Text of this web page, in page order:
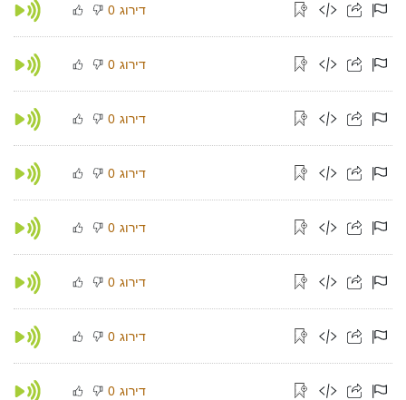
0 דירוג
0 דירוג
0 דירוג
0 דירוג
0 דירוג
0 דירוג
0 דירוג
0 דירוג